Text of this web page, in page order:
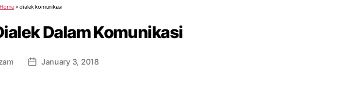
Home »dialek komunikasi
Dalam Komunikasi
PostJanuary 3, 2018